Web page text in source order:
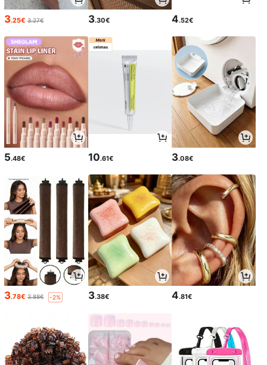
3.25€ 3.27€ 3.30€ 4.52€
5.48€ 10.61€ 3.08€
3.78€ 3.88€ -2% 3.38€ 4.81€